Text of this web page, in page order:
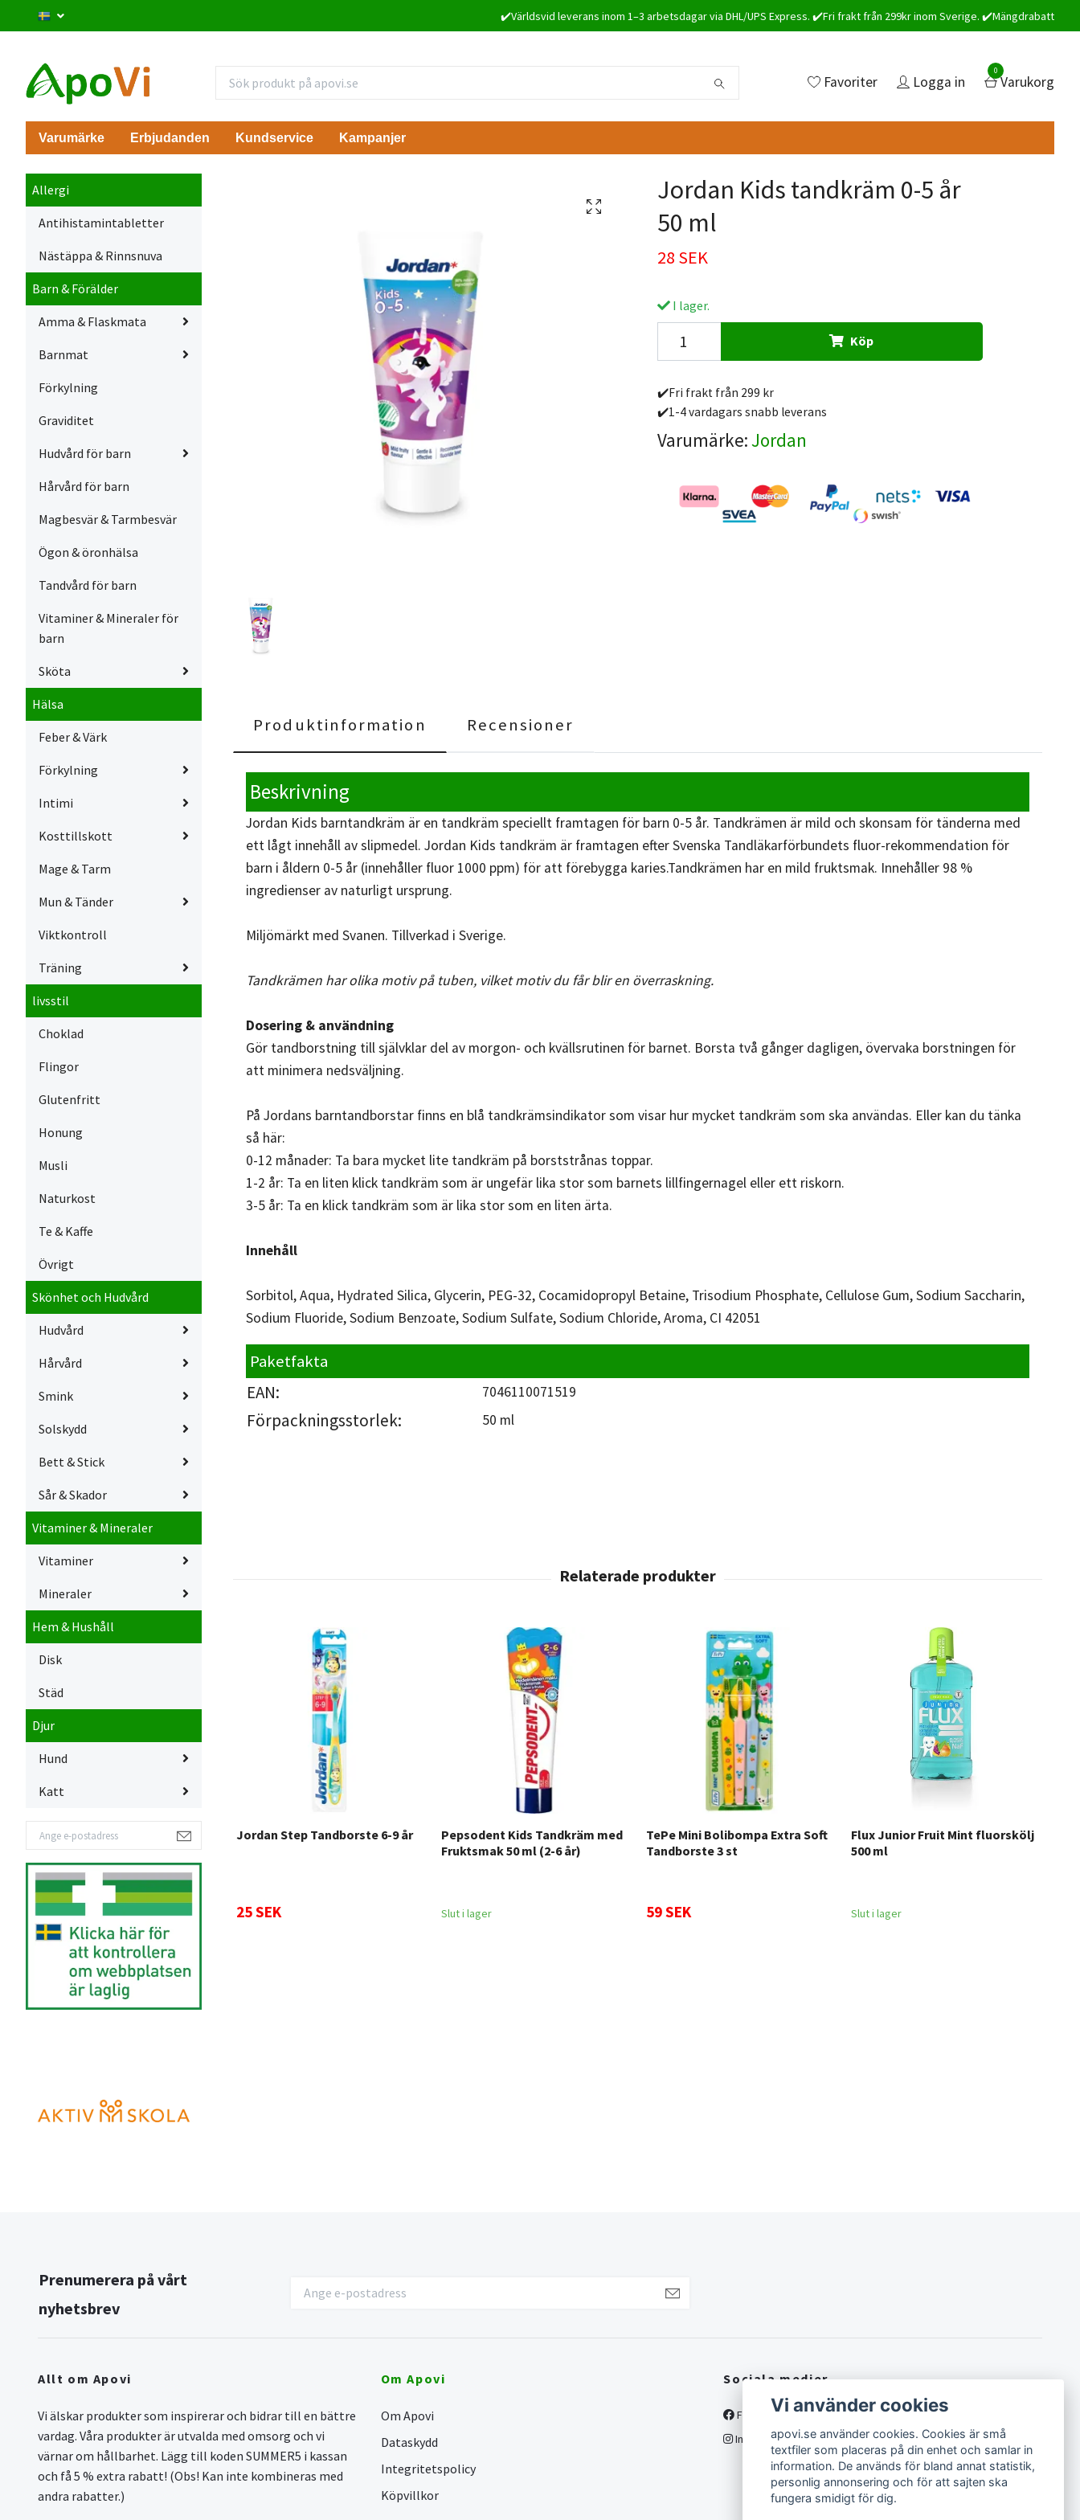
✔️Världsvid leverans inom 1–3 arbetsdagar via DHL/UPS Express. ✔️Fri frakt från 299kr inom Sverige. ✔️Mängdrabatt
Favoriter Logga in
0
Varukorg
Varumärke Erbjudanden Kundservice Kampanjer
Allergi
Antihistamintabletter
Nästäppa & Rinnsnuva
Barn & Förälder
Amma & Flaskmata
Barnmat
Förkylning
Graviditet
Hudvård för barn
Hårvård för barn
Magbesvär & Tarmbesvär
Ögon & öronhälsa
Tandvård för barn
Vitaminer & Mineraler för
barn
Sköta
Hälsa
Feber & Värk
Förkylning
Intimi
Kosttillskott
Mage & Tarm
Mun & Tänder
Viktkontroll
Träning
livsstil
Choklad
Flingor
Glutenfritt
Honung
Musli
Naturkost
Te & Kaffe
Övrigt
Skönhet och Hudvård
Hudvård
Hårvård
Smink
Solskydd
Bett & Stick
Sår & Skador
Vitaminer & Mineraler
Vitaminer
Mineraler
Hem & Hushåll
Disk
Städ
Djur
Hund
Katt
Jordan Kids tandkräm 0-5 år
50 ml
28 SEK
I lager.
Köp
✔️Fri frakt från 299 kr
✔️1-4 vardagars snabb leverans
Varumärke:Jordan
Produktinformation Recensioner
Beskrivning
Jordan Kids barntandkräm är en tandkräm speciellt framtagen för barn 0-5 år. Tandkrämen är mild och skonsam för tänderna med
ett lågt innehåll av slipmedel. Jordan Kids tandkräm är framtagen efter Svenska Tandläkarförbundets fluor-rekommendation för
barn i åldern 0-5 år (innehåller fluor 1000 ppm) för att förebygga karies.Tandkrämen har en mild fruktsmak. Innehåller 98 %
ingredienser av naturligt ursprung.
Miljömärkt med Svanen. Tillverkad i Sverige.
Tandkrämen har olika motiv på tuben, vilket motiv du får blir en överraskning.
Dosering & användning
Gör tandborstning till självklar del av morgon- och kvällsrutinen för barnet. Borsta två gånger dagligen, övervaka borstningen för
att minimera nedsväljning.
På Jordans barntandborstar finns en blå tandkrämsindikator som visar hur mycket tandkräm som ska användas. Eller kan du tänka
så här:
0-12 månader: Ta bara mycket lite tandkräm på borststrånas toppar.
1-2 år: Ta en liten klick tandkräm som är ungefär lika stor som barnets lillfingernagel eller ett riskorn.
3-5 år: Ta en klick tandkräm som är lika stor som en liten ärta.
Innehåll
Sorbitol, Aqua, Hydrated Silica, Glycerin, PEG-32, Cocamidopropyl Betaine, Trisodium Phosphate, Cellulose Gum, Sodium Saccharin,
Sodium Fluoride, Sodium Benzoate, Sodium Sulfate, Sodium Chloride, Aroma, CI 42051
Paketfakta
EAN: 7046110071519
Förpackningsstorlek: 50 ml
Jordan Step Tandborste 6-9 år
25 SEK
Pepsodent Kids Tandkräm med
Fruktsmak 50 ml (2-6 år)
Slut i lager
TePe Mini Bolibompa Extra Soft
Tandborste 3 st
59 SEK
Flux Junior Fruit Mint fluorskölj
500 ml
Slut i lager
Prenumerera på vårt
nyhetsbrev
Allt om Apovi
Vi älskar produkter som inspirerar och bidrar till en bättre
vardag. Våra produkter är utvalda med omsorg och vi
värnar om hållbarhet. Lägg till koden SUMMER5 i kassan
och få 5 % extra rabatt! (Obs! Kan inte kombineras med
andra rabatter.)
Om Apovi
Om Apovi
Dataskydd
Integritetspolicy
Köpvillkor
Sociala medier
Facebook
Instagram
Vi använder cookies
apovi.se använder cookies. Cookies är små
textfiler som placeras på din enhet och samlar in
information. De används för bland annat statistik,
personlig annonsering och för att sajten ska
fungera smidigt för dig.